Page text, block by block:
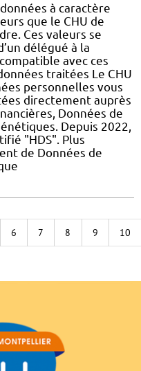
à caractère
que le CHU de
Ces valeurs se
délégué à la
avec ces
traitées Le CHU
personnelles vous
directement auprès
Données de
Depuis 2022,
"HDS". Plus
de Données de
6 7 8 9 10